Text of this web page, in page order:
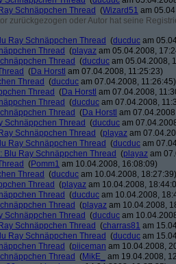
Schnäppchen Thread (Wizard51 am
zurückgezogen oder Autor hat seine
Ray Schnäppchen Thread (ducduc am
Thread (playaz am 05.04.2008,
Thread (ducduc am 05.04.2008,
(Da Horstl am 07.04.2008, 11:25:23)
Thread (ducduc am 07.04.2008, 11:26:45)
Thread (Da Horstl am 07.04.2008,
Thread (ducduc am 07.04.2008,
Thread (Da Horstl am
Schnäppchen Thread (ducduc am
Schnäppchen Thread (playaz am
Ray Schnäppchen Thread (ducduc am
Blu Ray Schnäppchen Thread (playaz am
(Pomm1 am 10.04.2008, 16:08:09)
Thread (ducduc am 10.04.2008, 18:27:39)
Thread (playaz am 10.04.2008,
Thread (ducduc am 10.04.2008,
Thread (playaz am 10.04.2008,
Schnäppchen Thread (ducduc am
Schnäppchen Thread (charras81 am
Ray Schnäppchen Thread (ducduc am
Thread (piiceman am 10.04.2008,
Thread (MikE_
am 19.04.2008,